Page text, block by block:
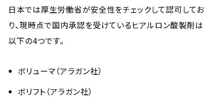
日本では厚生労働省が安全性をチェックして認可してお
り、現時点で国内承認を受けているヒアルロン酸製剤は
以下の4つです。
ボリューマ（アラガン社）
ボリフト（アラガン社）